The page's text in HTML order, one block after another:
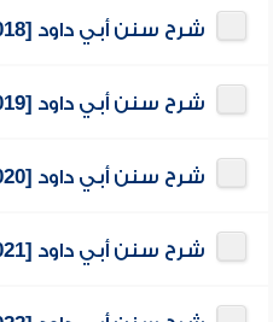
شرح سنن أبي داود [018]
شرح سنن أبي داود [019]
شرح سنن أبي داود [020]
شرح سنن أبي داود [021]